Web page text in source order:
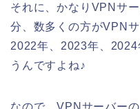
それに、かなりVPNサ
分、数多くの方がVPN
2022年、2023年、
うんですよね♪
なので、VPNサーバー